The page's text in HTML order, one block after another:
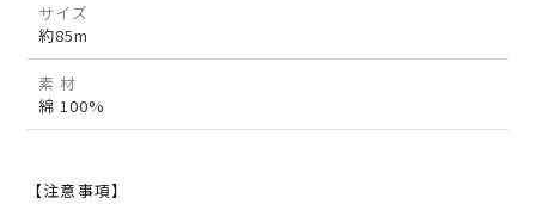
サイズ
約85m
素 材
綿 100%
【注意事項】